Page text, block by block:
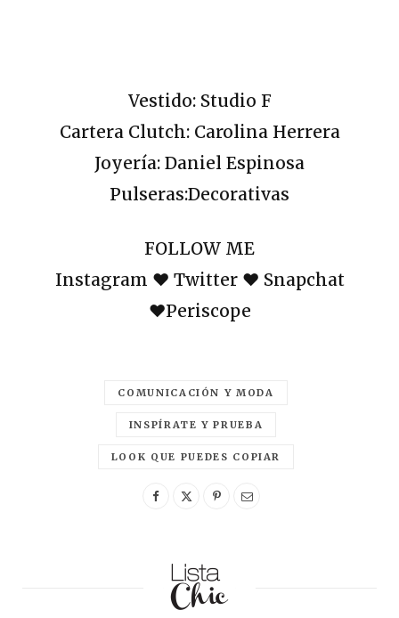
Vestido: Studio F
Cartera Clutch: Carolina Herrera
Joyería: Daniel Espinosa
Pulseras:Decorativas
FOLLOW ME
Instagram ♥ Twitter ♥ Snapchat
♥Periscope
COMUNICACIÓN Y MODA
INSPÍRATE Y PRUEBA
LOOK QUE PUEDES COPIAR